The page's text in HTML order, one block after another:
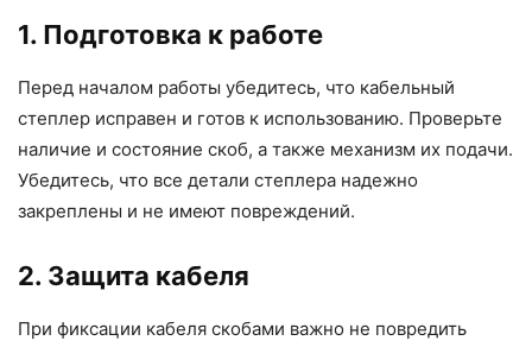
1. Подготовка к работе
Перед началом работы убедитесь, что кабельный
степлер исправен и готов к использованию. Проверьте
наличие и состояние скоб, а также механизм их подачи.
Убедитесь, что все детали степлера надежно
закреплены и не имеют повреждений.
2. Защита кабеля
При фиксации кабеля скобами важно не повредить